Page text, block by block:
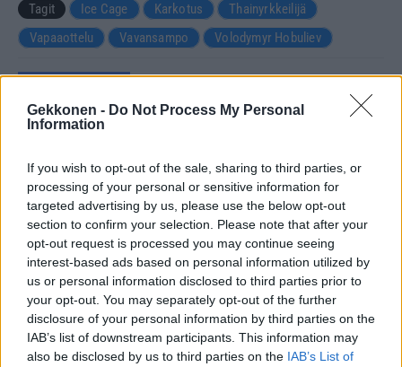
Gekkonen - Do Not Process My Personal
Information
If you wish to opt-out of the sale, sharing to third parties, or
processing of your personal or sensitive information for
targeted advertising by us, please use the below opt-out
section to confirm your selection. Please note that after your
opt-out request is processed you may continue seeing
interest-based ads based on personal information utilized by
us or personal information disclosed to third parties prior to
your opt-out. You may separately opt-out of the further
disclosure of your personal information by third parties on the
IAB’s list of downstream participants. This information may
also be disclosed by us to third parties on the IAB’s List of
Tagit Ice Cage Karkotus
Thainyrkkeilijä
Vapaaottelu
Vavansampo Volodymyr Hobuliev
Heräsikö ajatuksia? Kerro mielipiteesi.
✨ Nimikone